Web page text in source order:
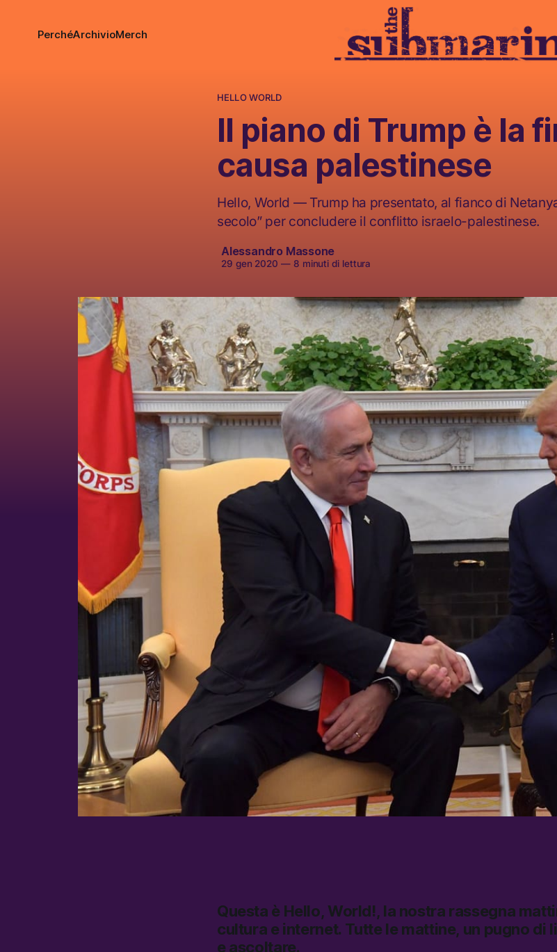
PerchéArchivioMerch
HELLO WORLD
Il piano di Trump è la
causa palestinese
Hello, World — Trump ha presentato, al fianco di
secolo” per concludere il conflitto israelo-palestinese.
Alessandro Massone
29 gen 2020 —8 minuti di lettura
Questa è Hello, World!, la nostra rassegna
cultura e internet. Tutte le mattine, un pugno di
e ascoltare.